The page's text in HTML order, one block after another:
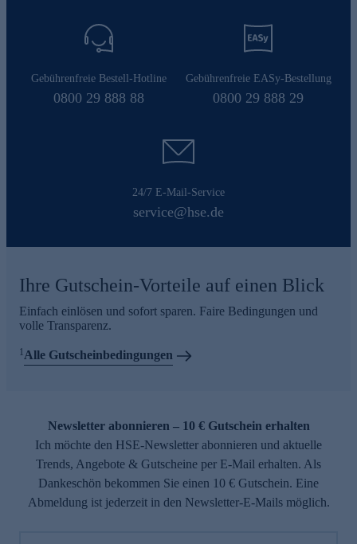
Gebührenfreie Bestell-Hotline
0800 29 888 88
Gebührenfreie EASy-Bestellung
0800 29 888 29
24/7 E-Mail-Service
service@hse.de
Ihre Gutschein-Vorteile auf einen Blick
Einfach einlösen und sofort sparen. Faire Bedingungen und
volle Transparenz.
1Alle Gutscheinbedingungen
Newsletter abonnieren – 10 € Gutschein erhalten
Ich möchte den HSE-Newsletter abonnieren und aktuelle
Trends, Angebote & Gutscheine per E-Mail erhalten. Als
Dankeschön bekommen Sie einen 10 € Gutschein. Eine
Abmeldung ist jederzeit in den Newsletter-E-Mails möglich.